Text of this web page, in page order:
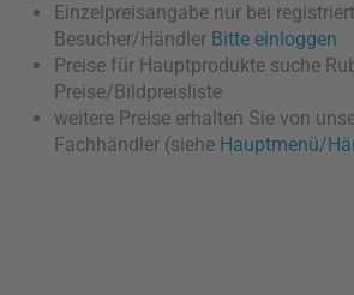
Einzelpreisangabe nur bei
Besucher/Händler Bitte einloggen
Preise für Hauptprodukte suche
Preise/Bildpreisliste
weitere Preise erhalten Sie von
Fachhändler (siehe Hauptmenü/